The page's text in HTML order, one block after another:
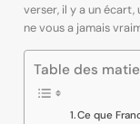
verser, il y a un écart,
ne vous a jamais
Table des
Ce que